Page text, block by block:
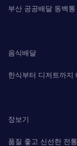
부산 공공배달 동백통
음식배달
한식부터 디저트까지
장보기
품질 좋고 신선한 전